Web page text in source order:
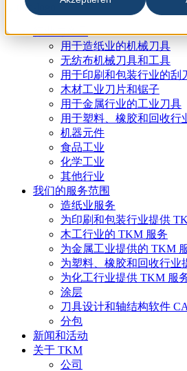
行业与产品
用于造纸业的机械刀具
无纺布机械刀具和工具
用于印刷和包装行业的刮
木材工业刀片和锯子
用于金属行业的工业刀具
用于塑料、橡胶和回收行
机器元件
食品工业
化学工业
其他行业
我们的服务范围
造纸业服务
为印刷和包装行业提供
木工行业的 TKM 服务
为金属工业提供的 TKM
为塑料、橡胶和回收行业
为化工行业提供 TKM 服
涂层
刀具设计和轴结构软件
分包
新闻和活动
关于 TKM
公司